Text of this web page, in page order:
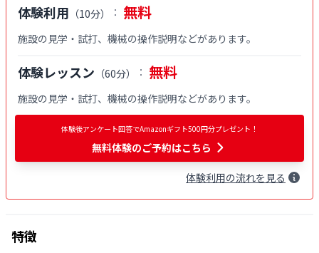
体験利用 （10分） ： 無料
施設の見学・試打、機械の操作説明などがあります。
体験レッスン （60分） ： 無料
施設の見学・試打、機械の操作説明などがあります。
体験後アンケート回答でAmazonギフト500円分プレゼント！
無料体験のご予約はこちら
体験利用の流れを見る
特徴